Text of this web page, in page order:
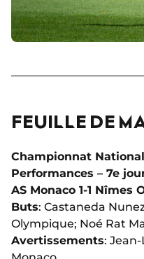
FEUILLE DE
Championnat
Performances – 7e
AS Monaco 1-1 Nîmes
Buts: Castaneda
Olympique; Noé Rat
Avertissements: Jean-